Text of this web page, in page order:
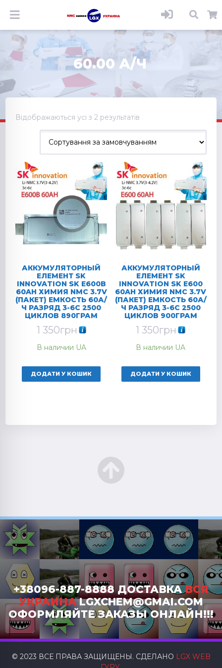
60.00 А/Ч
Відображаються усі з 2 результатів
АККУМУЛЯТОРНЫЙ
ЕЛЕМЕНТ SK
INNOVATION SK E600B
60AH ХИМИЯ NMC 3.7V
(ПАКЕТ) ЕМКОСТЬ 60А/
Ч РАЗРЯД 3-6C 2500
ЦИКЛОВ 890ГРАМ
1 350грн
В наличии UA
ДОДАТИ У КОШИК
АККУМУЛЯТОРНЫЙ
ЕЛЕМЕНТ SK
INNOVATION SK E600
60AH ХИМИЯ NMC 3.7V
(ПАКЕТ) ЕМКОСТЬ 60А/
Ч РАЗРЯД 3-6C 2500
ЦИКЛОВ 900ГРАМ
1 350грн
В наличии UA
ДОДАТИ У КОШИК
+38096-887-8888 ДОСТАВКАВСЯ
УКРАИНАLGXCHEM@GMAI.COM
ОФОРМЛЯЙТЕ ЗАКАЗЫ ОНЛАЙН!!!
© 2023 ВСЕ ПРАВА ЗАЩИЩЕНЫ. СДЕЛАНО LGX WEB